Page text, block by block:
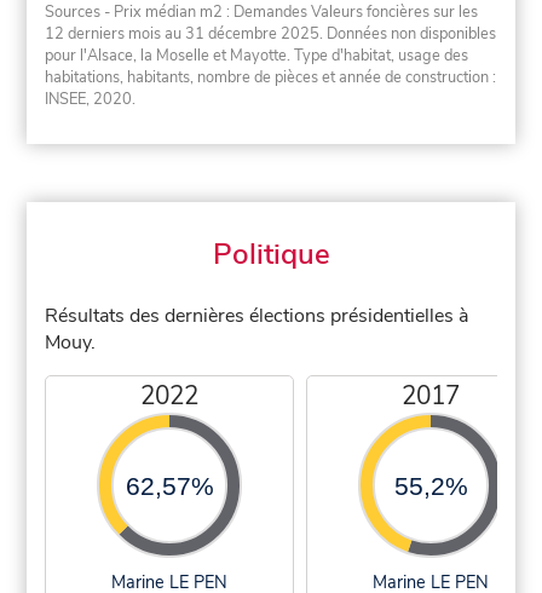
Sources - Prix médian m2 : Demandes Valeurs foncières sur les
12 derniers mois au 31 décembre 2025. Données non disponibles
pour l'Alsace, la Moselle et Mayotte. Type d'habitat, usage des
habitations, habitants, nombre de pièces et année de construction :
INSEE, 2020.
Politique
Résultats des dernières élections présidentielles à
Mouy.
2022
62,57%
Marine LE PEN
2017
55,2%
Marine LE PEN